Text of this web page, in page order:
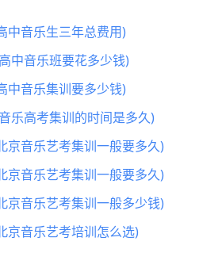
中音乐生三年总费用)
中音乐班要花多少钱)
中音乐集训要多少钱)
乐高考集训的时间是多久)
京音乐艺考集训一般要多久)
京音乐艺考集训一般要多久)
京音乐艺考集训一般多少钱)
京音乐艺考培训怎么选)